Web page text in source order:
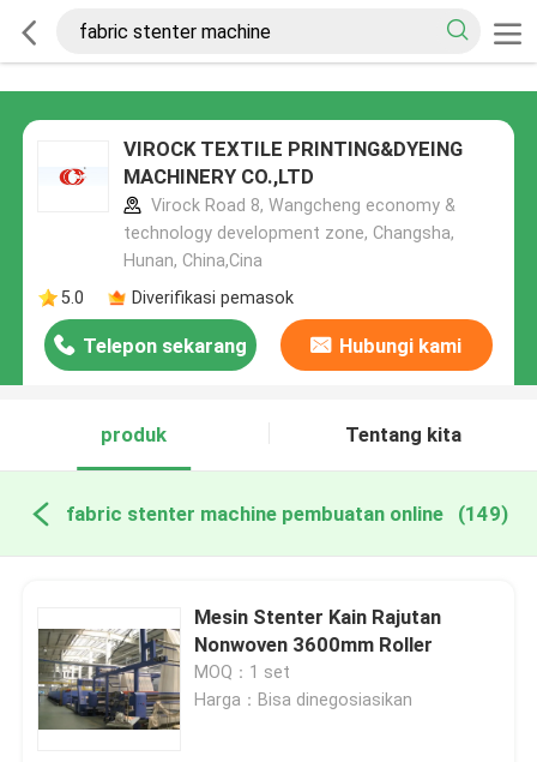
VIROCK TEXTILE PRINTING&DYEING
MACHINERY CO.,LTD
Virock Road 8, Wangcheng economy &
technology development zone, Changsha,
Hunan, China,Cina
5.0
Diverifikasi pemasok
Telepon sekarang Hubungi kami
produk Tentang kita
fabric stenter machine pembuatan online (149)
Mesin Stenter Kain Rajutan
Nonwoven 3600mm Roller
MOQ：1 set
Harga：Bisa dinegosiasikan